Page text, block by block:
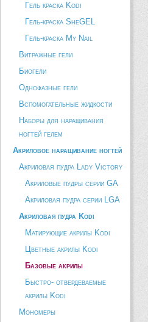
Гель краска Kodi
Гель-краска SheGEL
Гель-краска My Nail
Витражные гели
Биогели
Однофазные гели
Вспомогательные жидкости
Наборы для наращивания
ногтей гелем
Акриловое наращивание ногтей
Акриловая пудра Lady Victory
Акриловые пудры серии GA
Акриловая пудра серии LGA
Акриловая пудра Kodi
Матирующие акрилы Kodi
Цветные акрилы Kodi
Базовые акрилы
Быстро- отвердеваемые
акрилы Kodi
Мономеры